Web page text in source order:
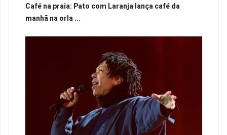
Café na praia: Pato com Laranja lança café da
manhã na orla ...